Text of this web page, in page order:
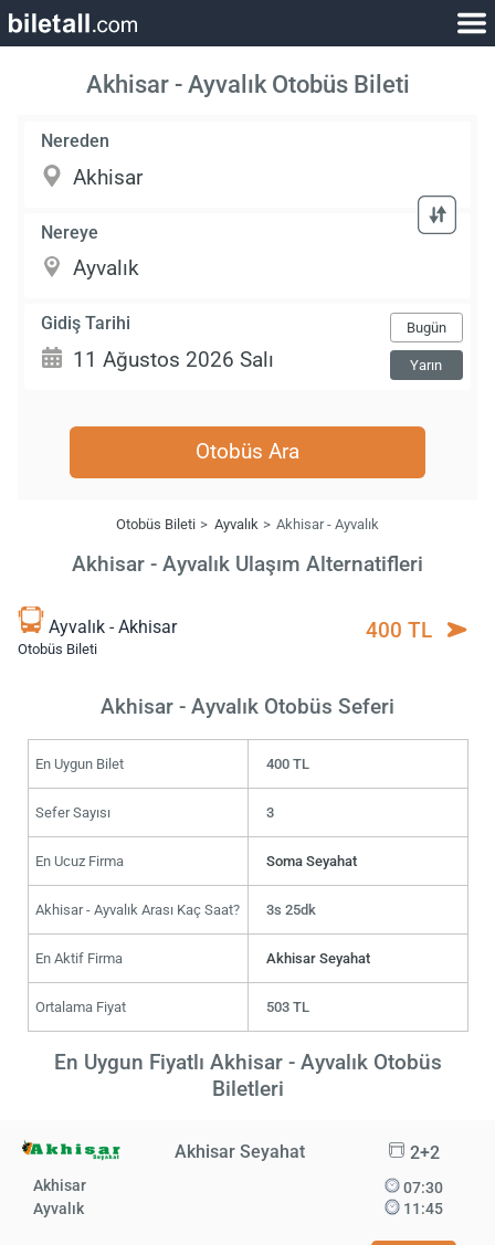
Akhisar - Ayvalık Otobüs Bileti
Nereden
Nereye
Gidiş Tarihi Bugün
Yarın
Otobüs Ara
Otobüs Bileti Ayvalık Akhisar - Ayvalık
Akhisar - Ayvalık Ulaşım Alternatifleri
Ayvalık - Akhisar
Otobüs Bileti
400 TL
Akhisar - Ayvalık Otobüs Seferi
En Uygun Bilet 400 TL
Sefer Sayısı 3
En Ucuz Firma Soma Seyahat
Akhisar - Ayvalık Arası Kaç Saat? 3s 25dk
En Aktif Firma Akhisar Seyahat
Ortalama Fiyat 503 TL
En Uygun Fiyatlı Akhisar - Ayvalık Otobüs
Biletleri
Akhisar Seyahat 2+2
Akhisar
Ayvalık
07:30
11:45